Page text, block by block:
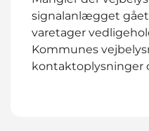
signalanlægget gået
varetager
Kommunes
kontaktoplysninger